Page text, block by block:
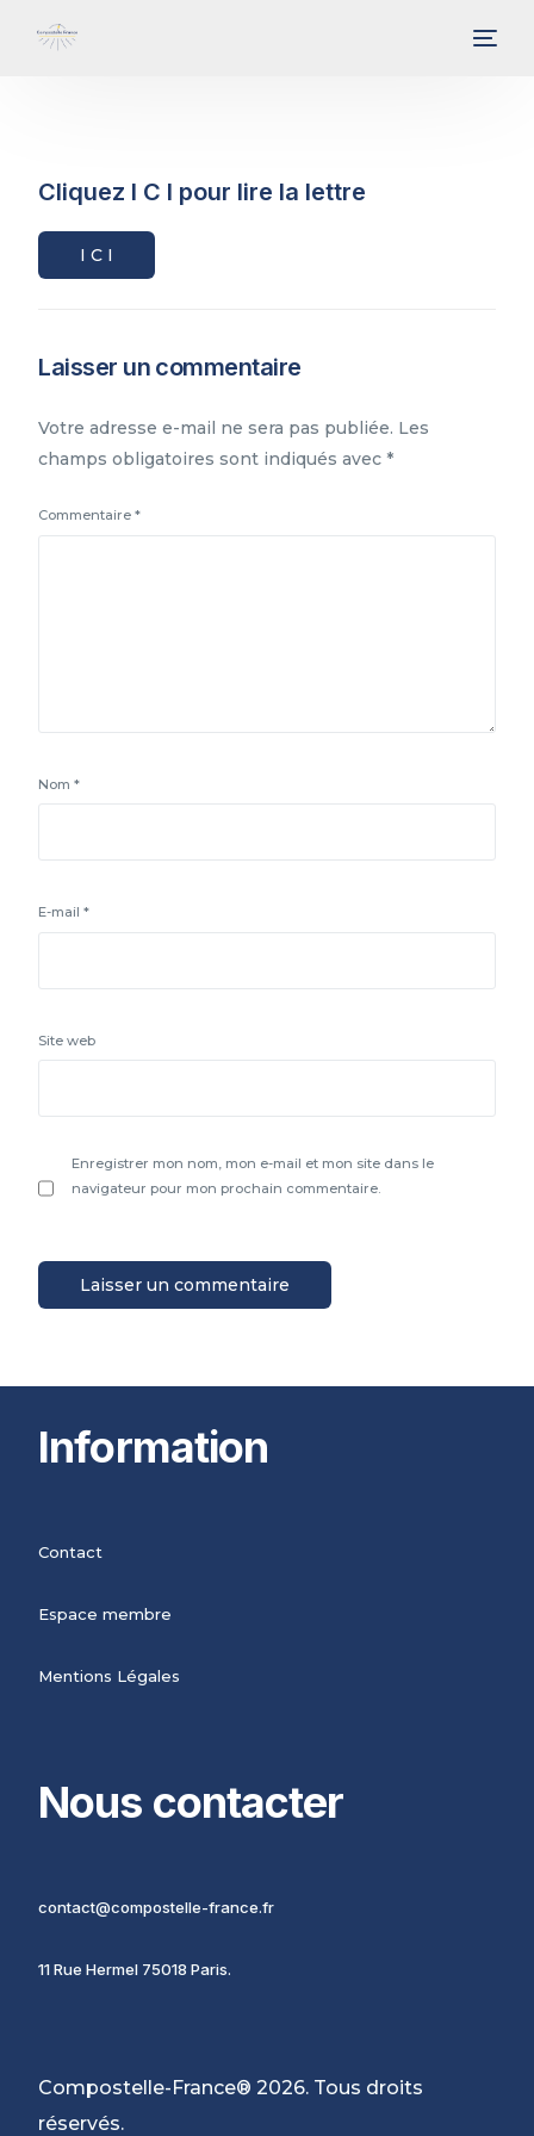
Cliquez I C I pour lire la lettre
I C I
Laisser un commentaire
Votre adresse e-mail ne sera pas publiée. Les
champs obligatoires sont indiqués avec*
Commentaire*
Nom*
E-mail*
Site web
Enregistrer mon nom, mon e-mail et mon site dans le
navigateur pour mon prochain commentaire.
Information
Contact
Espace membre
Mentions Légales
Nous contacter
contact@compostelle-france.fr
11 Rue Hermel 75018 Paris.
Compostelle-France® 2026. Tous droits
réservés.